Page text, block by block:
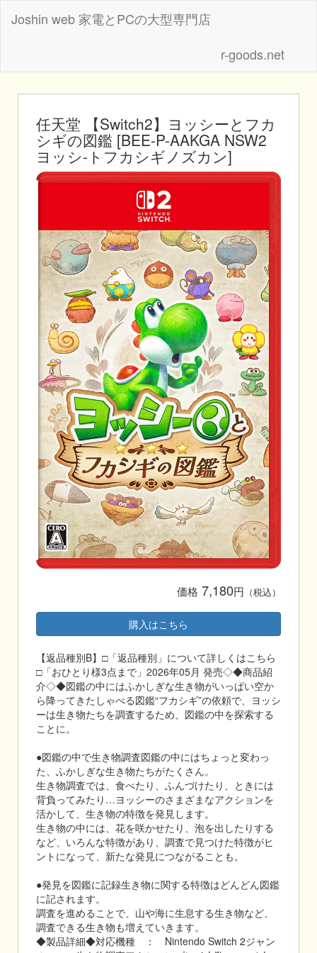
Joshin web 家電とPCの大型専門店
r-goods.net
任天堂 【Switch2】ヨッシーとフカ
シギの図鑑 [BEE-P-AAKGA NSW2
ヨッシ-トフカシギノズカン]
価格 7,180円 （税込）
購入はこちら
【返品種別B】□「返品種別」について詳しくはこちら
□「おひとり様3点まで」2026年05月 発売◇◆商品紹
介◇◆図鑑の中にはふかしぎな生き物がいっぱい空か
ら降ってきたしゃべる図鑑“フカシギ”の依頼で、ヨッシ
ーは生き物たちを調査するため、図鑑の中を探索する
ことに。
●図鑑の中で生き物調査図鑑の中にはちょっと変わっ
た、ふかしぎな生き物たちがたくさん。
生き物調査では、食べたり、ふんづけたり、ときには
背負ってみたり…ヨッシーのさまざまなアクションを
活かして、生き物の特徴を発見します。
生き物の中には、花を咲かせたり、泡を出したりする
など、いろんな特徴があり、調査で見つけた特徴がヒ
ントになって、新たな発見につながることも。
●発見を図鑑に記録生き物に関する特徴はどんどん図鑑
に記されます。
調査を進めることで、山や海に生息する生き物など、
調査できる生き物も増えていきます。
◆製品詳細◆対応機種 ： Nintendo Switch 2ジャン